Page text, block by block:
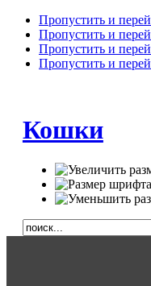
Пропустить и
Пропустить и
Пропустить и
Пропустить и
Кошки